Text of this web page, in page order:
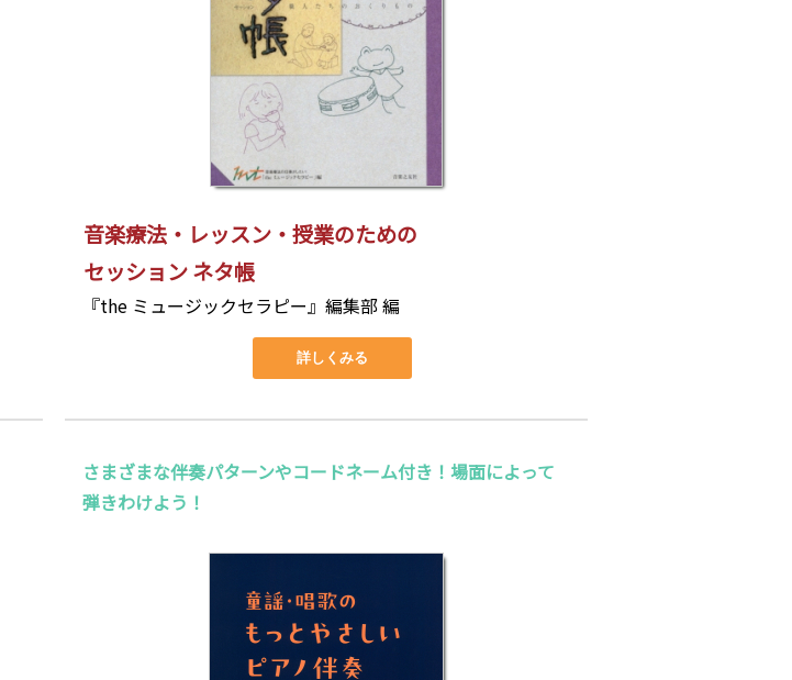
音楽療法・レッスン・授業のための
セッション ネタ帳
『the ミュージックセラピー』編集部 編
詳しくみる
さまざまな伴奏パターンやコードネーム付き！場面によって
弾きわけよう！